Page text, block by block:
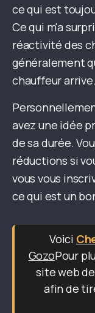
ce qui est
Ce qui m'a
réactivité des
généralement
chauffeur arrive.
avez une idée
de sa durée.
réductions si
vous vous
ce qui est un
Voici
GozoPour
site web
afin de